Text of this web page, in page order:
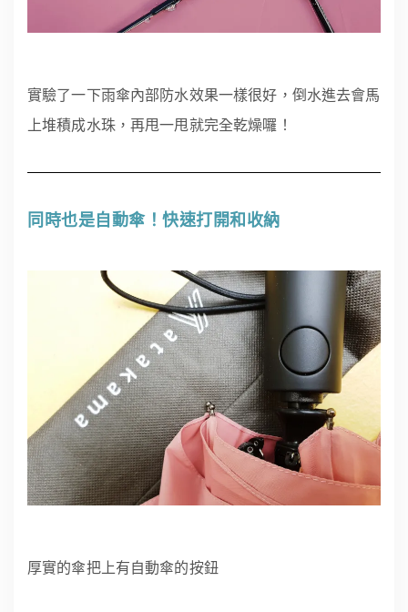
實驗了一下雨傘內部防水效果一樣很好，倒水進去會馬
上堆積成水珠，再甩一甩就完全乾燥囉！
同時也是自動傘！快速打開和收納
厚實的傘把上有自動傘的按鈕